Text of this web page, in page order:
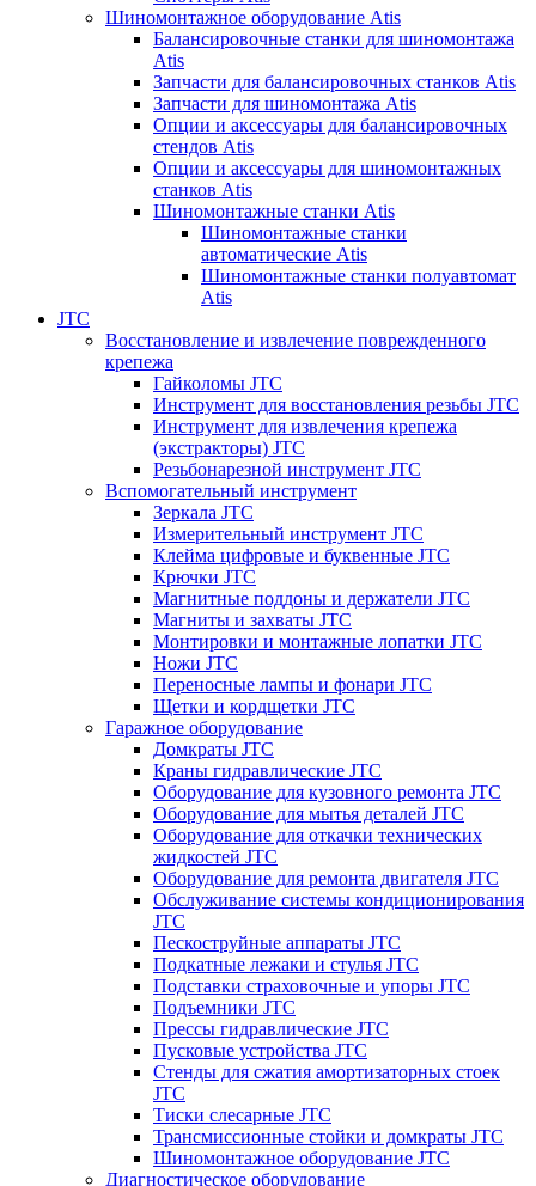
Шиномонтажное оборудование Atis
Балансировочные станки для шиномонтажа
Atis
Запчасти для балансировочных станков Atis
Запчасти для шиномонтажа Atis
Опции и аксессуары для балансировочных
стендов Atis
Опции и аксессуары для шиномонтажных
станков Atis
Шиномонтажные станки Atis
Шиномонтажные станки
автоматические Atis
Шиномонтажные станки полуавтомат
Atis
JTC
Восстановление и извлечение поврежденного
крепежа
Гайколомы JTC
Инструмент для восстановления резьбы JTC
Инструмент для извлечения крепежа
(экстракторы) JTC
Резьбонарезной инструмент JTC
Вспомогательный инструмент
Зеркала JTC
Измерительный инструмент JTC
Клейма цифровые и буквенные JTC
Крючки JTC
Магнитные поддоны и держатели JTC
Магниты и захваты JTC
Монтировки и монтажные лопатки JTC
Ножи JTC
Переносные лампы и фонари JTC
Щетки и кордщетки JTC
Гаражное оборудование
Домкраты JTC
Краны гидравлические JTC
Оборудование для кузовного ремонта JTC
Оборудование для мытья деталей JTC
Оборудование для откачки технических
жидкостей JTC
Оборудование для ремонта двигателя JTC
Обслуживание системы кондиционирования
JTC
Пескоструйные аппараты JTC
Подкатные лежаки и стулья JTC
Подставки страховочные и упоры JTC
Подъемники JTC
Прессы гидравлические JTC
Пусковые устройства JTC
Стенды для сжатия амортизаторных стоек
JTC
Тиски слесарные JTC
Трансмиссионные стойки и домкраты JTC
Шиномонтажное оборудование JTC
Диагностическое оборудование